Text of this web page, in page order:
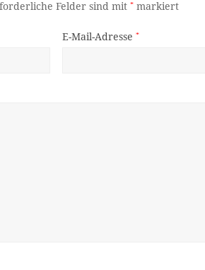
Felder sind mit* markiert
E-Mail-Adresse *